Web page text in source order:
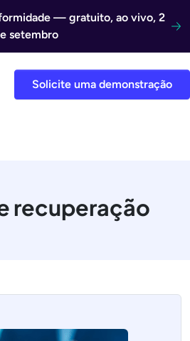
— gratuito, ao vivo, 2
setembro
Solicite uma demonstração
recuperação